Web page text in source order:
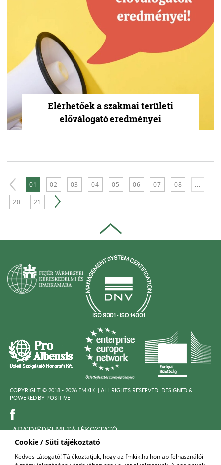
Cookie / Süti tájékoztató
Kedves Látogató! Tájékoztatjuk, hogy az fmkik.hu honlap felhasználói
Elérhetőek a szakmai területi
előválogató eredményei
01 02 03 04 05 06 07 08 ...
20 21
COPYRIGHT © 2018 - 2026 FMKIK. | ALL RIGHTS RESERVED! DESIGNED &
POWERED BY POSITIVE
ADATVÉDELMI TÁJÉKOZTATÓ